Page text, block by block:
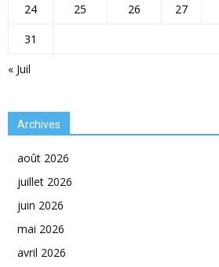
« Juil
24
25 26 27
31
Archives
août 2026
juillet 2026
juin 2026
mai 2026
avril 2026